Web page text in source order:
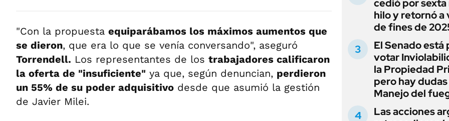
"Con la propuesta equiparábamos los máximos aumentos que
se dieron, que era lo que se venía conversando", aseguró
Torrendell. Los representantes de los trabajadores calificaron
la oferta de "insuficiente" ya que, según denuncian, perdieron
un 55% de su poder adquisitivo desde que asumió la gestión
de Javier Milei.
cedió por sexta
hilo y retornó a
de fines de
El Senado está
votar
la Propiedad
pero hay
Manejo del
Las acciones